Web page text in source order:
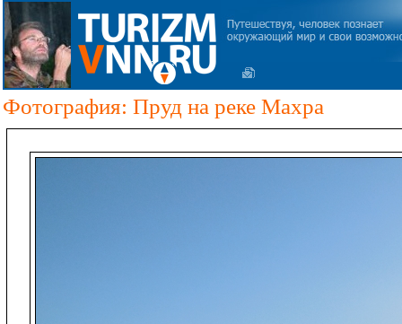
Фотография: Пруд на реке Махра